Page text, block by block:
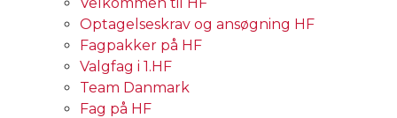
Optagelseskrav og ansøgning HF
Fagpakker på HF
Valgfag i 1.HF
Team Danmark
Fag på HF